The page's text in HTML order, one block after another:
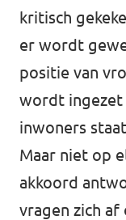
kritisch
er wordt
positie van
wordt ingezet
inwoners
Maar niet op
akkoord
vragen zich af